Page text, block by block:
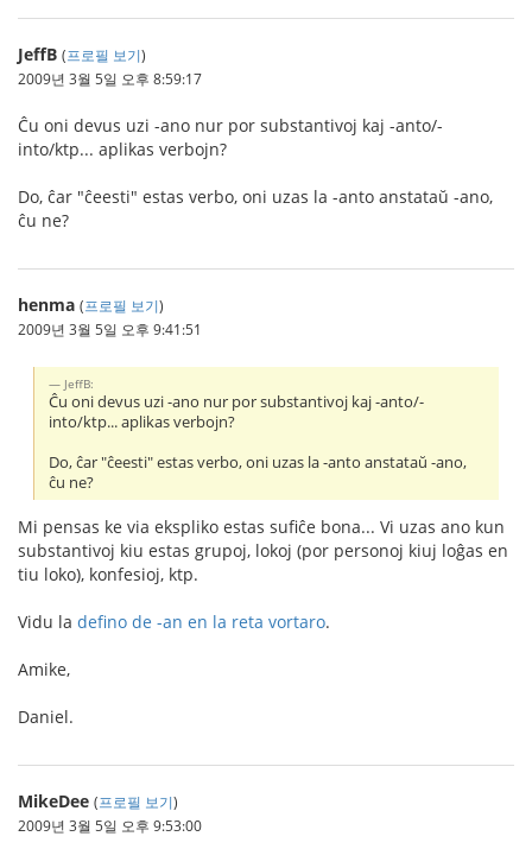
JeffB (프로필 보기)
2009년 3월 5일 오후 8:59:17
Ĉu oni devus uzi -ano nur por substantivoj kaj -anto/-
into/ktp... aplikas verbojn?
Do, ĉar "ĉeesti" estas verbo, oni uzas la -anto anstataŭ -ano,
ĉu ne?
henma (프로필 보기)
2009년 3월 5일 오후 9:41:51
JeffB:
Ĉu oni devus uzi -ano nur por substantivoj kaj -anto/-
into/ktp... aplikas verbojn?
Do, ĉar "ĉeesti" estas verbo, oni uzas la -anto anstataŭ -ano,
ĉu ne?
Mi pensas ke via ekspliko estas sufiĉe bona... Vi uzas ano kun
substantivoj kiu estas grupoj, lokoj (por personoj kiuj loĝas en
tiu loko), konfesioj, ktp.
Vidu la defino de -an en la reta vortaro.
Amike,
Daniel.
MikeDee (프로필 보기)
2009년 3월 5일 오후 9:53:00